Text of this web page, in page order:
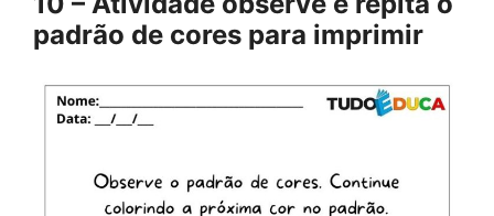
padrão de cores para imprimir